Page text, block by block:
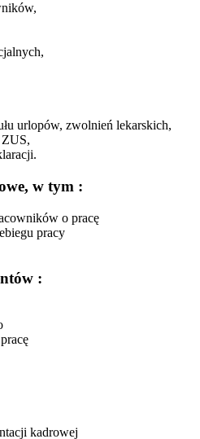
urlopów, zwolnień lekarskich,
w tym :
o pracę
pracy
:
kadrowej